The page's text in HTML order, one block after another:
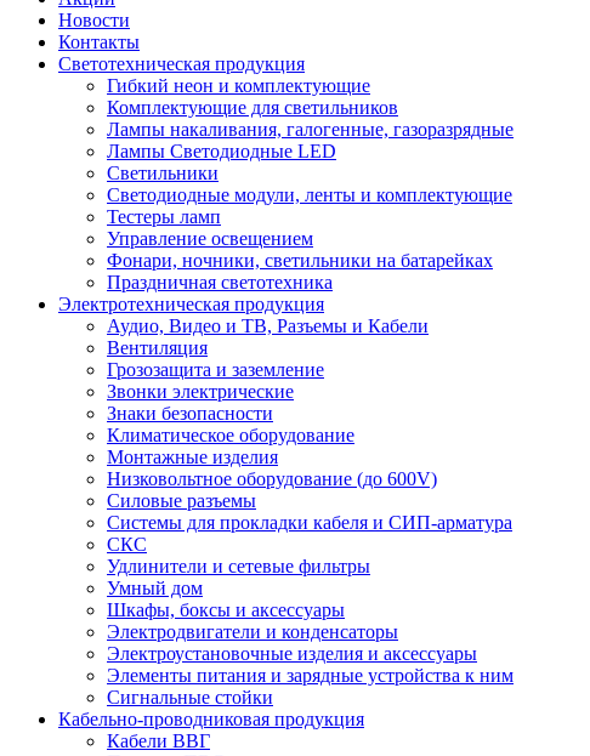
Новости
Контакты
Светотехническая продукция
Гибкий неон и комплектующие
Комплектующие для светильников
Лампы накаливания, галогенные, газоразрядные
Лампы Светодиодные LED
Светильники
Светодиодные модули, ленты и комплектующие
Тестеры ламп
Управление освещением
Фонари, ночники, светильники на батарейках
Праздничная светотехника
Электротехническая продукция
Аудио, Видео и ТВ, Разъемы и Кабели
Вентиляция
Грозозащита и заземление
Звонки электрические
Знаки безопасности
Климатическое оборудование
Монтажные изделия
Низковольтное оборудование (до 600V)
Силовые разъемы
Системы для прокладки кабеля и СИП-арматура
СКС
Удлинители и сетевые фильтры
Умный дом
Шкафы, боксы и аксессуары
Электродвигатели и конденсаторы
Электроустановочные изделия и аксессуары
Элементы питания и зарядные устройства к ним
Сигнальные стойки
Кабельно-проводниковая продукция
Кабели ВВГ